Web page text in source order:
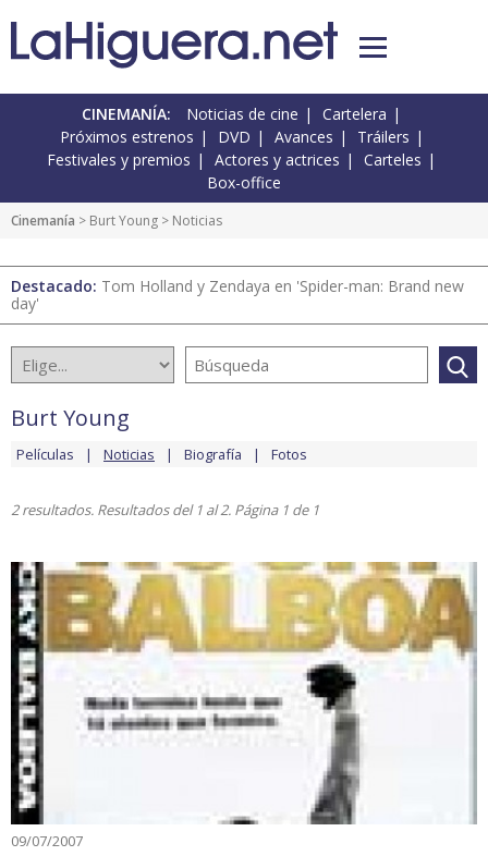
CINEMANÍA: Noticias de cine
Cartelera
Próximos estrenos
DVD Avances
Tráilers
Festivales y premios
Actores y actrices
Carteles
Box-office
Cinemanía > Burt Young > Noticias
Destacado: Tom Holland y Zendaya en 'Spider-man: Brand new
day'
Burt Young
Películas Noticias Biografía Fotos
2 resultados. Resultados del 1 al 2. Página 1 de 1
09/07/2007